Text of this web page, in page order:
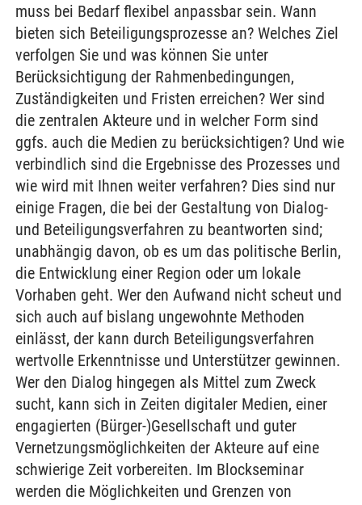
muss bei Bedarf flexibel anpassbar sein. Wann
bieten sich Beteiligungsprozesse an? Welches Ziel
verfolgen Sie und was können Sie unter
Berücksichtigung der Rahmenbedingungen,
Zuständigkeiten und Fristen erreichen? Wer sind
die zentralen Akteure und in welcher Form sind
ggfs. auch die Medien zu berücksichtigen? Und wie
verbindlich sind die Ergebnisse des Prozesses und
wie wird mit Ihnen weiter verfahren? Dies sind nur
einige Fragen, die bei der Gestaltung von Dialog-
und Beteiligungsverfahren zu beantworten sind;
unabhängig davon, ob es um das politische Berlin,
die Entwicklung einer Region oder um lokale
Vorhaben geht. Wer den Aufwand nicht scheut und
sich auch auf bislang ungewohnte Methoden
einlässt, der kann durch Beteiligungsverfahren
wertvolle Erkenntnisse und Unterstützer gewinnen.
Wer den Dialog hingegen als Mittel zum Zweck
sucht, kann sich in Zeiten digitaler Medien, einer
engagierten (Bürger-)Gesellschaft und guter
Vernetzungsmöglichkeiten der Akteure auf eine
schwierige Zeit vorbereiten. Im Blockseminar
werden die Möglichkeiten und Grenzen von